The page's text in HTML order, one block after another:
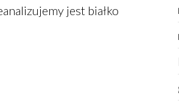
jest białko